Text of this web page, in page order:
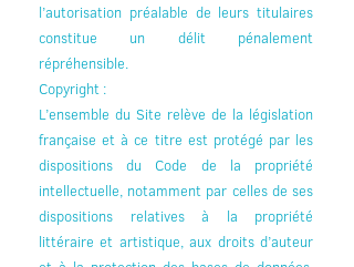
l’autorisation préalable de leurs titulaires
constitue un délit pénalement
répréhensible.
Copyright :
L’ensemble du Site relève de la législation
française et à ce titre est protégé par les
dispositions du Code de la propriété
intellectuelle, notamment par celles de ses
dispositions relatives à la propriété
littéraire et artistique, aux droits d’auteur